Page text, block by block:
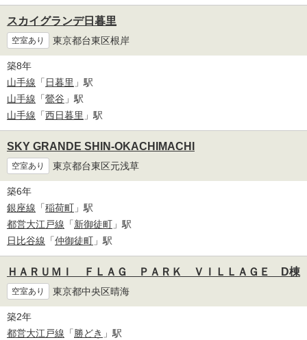
スカイグランデ日暮里
空室あり 東京都台東区根岸
築8年
山手線 「 日暮里 」駅
山手線 「鶯谷 」駅
山手線 「西日暮里 」駅
SKY GRANDE SHIN-OKACHIMACHI
空室あり 東京都台東区元浅草
築6年
銀座線 「稲荷町 」駅
都営大江戸線 「新御徒町 」駅
日比谷線 「仲御徒町 」駅
ＨＡＲＵＭＩ ＦＬＡＧ ＰＡＲＫ ＶＩＬＬＡＧＥ D棟
空室あり 東京都中央区晴海
築2年
都営大江戸線 「勝どき 」駅